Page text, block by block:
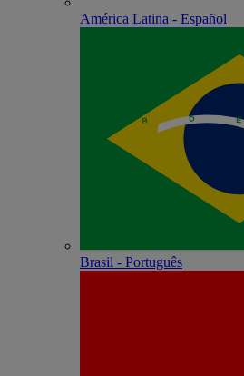
América Latina - Español
Brasil - Português